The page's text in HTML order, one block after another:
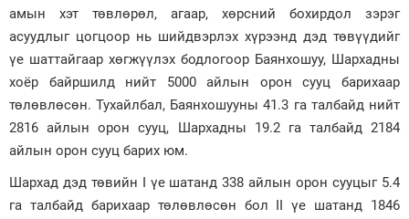
Зурхай
амын хэт төвлөрөл, агаар, хөрсний бохирдол зэрэг
асуудлыг цогцоор нь шийдвэрлэх хүрээнд дэд төвүүдийг
үе шаттайгаар хөгжүүлэх бодлогоор Баянхошуу, Шархадны
хоёр байршилд нийт 5000 айлын орон сууц барихаар
төлөвлөсөн. Тухайлбал, Баянхошууны 41.3 га талбайд нийт
2816 айлын орон сууц, Шархадны 19.2 га талбайд 2184
айлын орон сууц барих юм.
Шархад дэд төвийн I үе шатанд 338 айлын орон сууцыг 5.4
га талбайд барихаар төлөвлөсөн бол II үе шатанд 1846